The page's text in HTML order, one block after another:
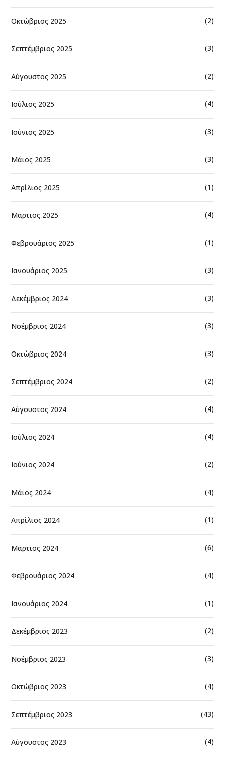
Οκτώβριος 2025 (2)
Σεπτέμβριος 2025 (3)
Αύγουστος 2025 (2)
Ιούλιος 2025 (4)
Ιούνιος 2025 (3)
Μάιος 2025 (3)
Απρίλιος 2025 (1)
Μάρτιος 2025 (4)
Φεβρουάριος 2025 (1)
Ιανουάριος 2025 (3)
Δεκέμβριος 2024 (3)
Νοέμβριος 2024 (3)
Οκτώβριος 2024 (3)
Σεπτέμβριος 2024 (2)
Αύγουστος 2024 (4)
Ιούλιος 2024 (4)
Ιούνιος 2024 (2)
Μάιος 2024 (4)
Απρίλιος 2024 (1)
Μάρτιος 2024 (6)
Φεβρουάριος 2024 (4)
Ιανουάριος 2024 (1)
Δεκέμβριος 2023 (2)
Νοέμβριος 2023 (3)
Οκτώβριος 2023 (4)
Σεπτέμβριος 2023 (43)
Αύγουστος 2023 (4)